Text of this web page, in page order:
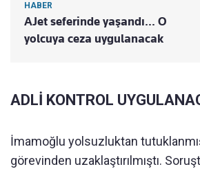
HABER
AJet seferinde yaşandı... O
yolcuya ceza uygulanacak
ADLİ KONTROL
İmamoğlu yolsuzluktan
görevinden uzaklaştırılmıştı.